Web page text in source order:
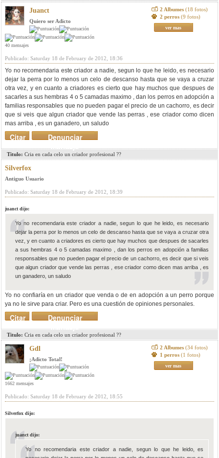
Juanct
Quiero ser Adicto
40 mensajes
2 Albumes (18 fotos)
2 perros (9 fotos)
ver mas
Publicado: Saturday 18 de February de 2012, 18:36
Yo no recomendaria este criador a nadie, segun lo que he leido, es necesario
dejar la perra por lo menos un celo de descanso hasta que se vaya a cruzar
otra vez, y en cuanto a criadores es cierto que hay muchos que despues de
sacarles a sus hembras 4 o 5 camadas maximo , dan los perros en adopción a
familias responsables que no pueden pagar el precio de un cachorro, es decir
que si veis que algun criador que vende las perras , ese criador como dicen
mas arriba , es un ganadero, un saludo
Denunciar
mensaje
Citar
Titulo: Cria en cada celo un criador profesional ??
Silverfox
Antiguo Usuario
Publicado: Saturday 18 de February de 2012, 18:39
juanct dijo:
Yo no recomendaria este criador a nadie, segun lo que he leido, es necesario
dejar la perra por lo menos un celo de descanso hasta que se vaya a cruzar otra
vez, y en cuanto a criadores es cierto que hay muchos que despues de sacarles
a sus hembras 4 o 5 camadas maximo , dan los perros en adopción a familias
responsables que no pueden pagar el precio de un cachorro, es decir que si veis
que algun criador que vende las perras , ese criador como dicen mas arriba , es
un ganadero, un saludo
Yo no confiaría en un criador que venda o de en adopción a un perro porque
ya no le sirve para criar. Pero es una cuestión de opiniones personales.
Denunciar
mensaje
Citar
Titulo: Cria en cada celo un criador profesional ??
Gdl
¡Adicto Total!
1662 mensajes
2 Albumes (34 fotos)
1 perros (1 fotos)
ver mas
Publicado: Saturday 18 de February de 2012, 18:55
Silverfox dijo:
juanct dijo:
Yo no recomendaria este criador a nadie, segun lo que he leido, es